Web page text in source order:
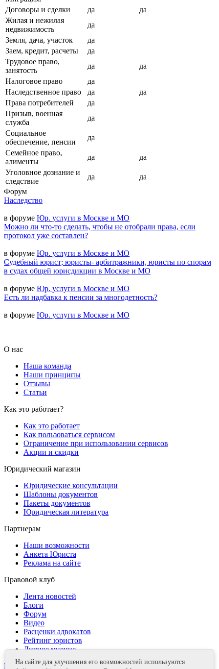
Договоры и сделки
да
да
Жилая и нежилая
недвижимость
да
Земля, дача, участок
да
Заем, кредит, расчеты
да
Трудовое право,
занятость
да
да
Налоговое право
да
Наследственное право
да
да
Права потребителей
да
Призыв, военная
служба
да
Социальное
обеспечение, пенсии
да
Семейное право,
алименты
да
да
Уголовное дознание и
следствие
да
да
Форум
Наследство
в форуме Юр. услуги в Москве и МО
Можно ли что-то сделать, чтобы не отобрали права, если
протокол уже составлен?
в форуме Юр. услуги в Москве и МО
Судебный юрист; юристы- арбитражники, юристы по спорам
в судах общей юрисдикции в Москве и МО
в форуме Юр. услуги в Москве и МО
Есть ли надбавка к пенсии за многодетность?
в форуме Юр. услуги в Москве и МО
О нас
Наша команда
Наши принципы
Отзывы
Статьи
Как это работает?
Как это работает
Как пользоваться сервисом
Ограничение при использовании сервисов
Акции и скидки
Юридический магазин
Юридические консультации
Шаблоны документов
Пакеты документов
Юридическая литература
Партнерам
Наши возможности
Анкета Юриста
Реклама на сайте
Правовой клуб
Лента новостей
Блоги
Форум
Видео
Расценки адвокатов
Рейтинг юристов
Личное мнение
Контакты
На сайте для улучшения его возможностей используются